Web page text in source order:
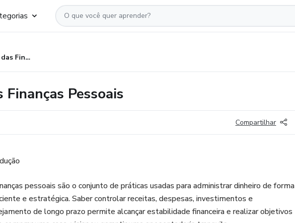
Fundamentos das Finanças Pessoais
Pessoais
Compartilhar
pessoais são o conjunto de práticas usadas para administrar dinheiro de forma
e estratégica. Saber controlar receitas, despesas, investimentos e
de longo prazo permite alcançar estabilidade financeira e realizar objetivos